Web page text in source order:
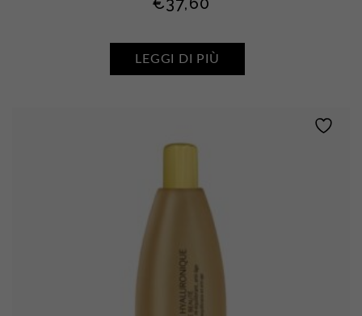
LEGGI DI PIÙ